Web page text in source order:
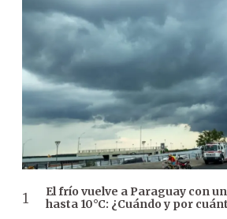
El frío vuelve a Paraguay con
hasta 10°C: ¿Cuándo y por